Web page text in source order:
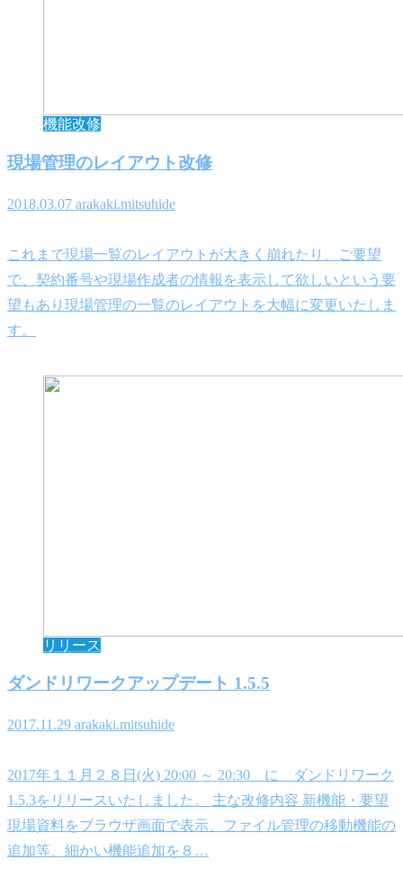
機能改修
現場管理のレイアウト改修
2018.03.07 arakaki.mitsuhide
これまで現場一覧のレイアウトが大きく崩れたり、ご要望
で、契約番号や現場作成者の情報を表示して欲しいという要
望もあり現場管理の一覧のレイアウトを大幅に変更いたしま
す。
リリース
ダンドリワークアップデート 1.5.5
2017.11.29 arakaki.mitsuhide
2017年１１月２８日(火) 20:00 ～ 20:30 に ダンドリワーク
1.5.3をリリースいたしました。 主な改修内容 新機能・要望
現場資料をブラウザ画面で表示、ファイル管理の移動機能の
追加等、細かい機能追加を８…